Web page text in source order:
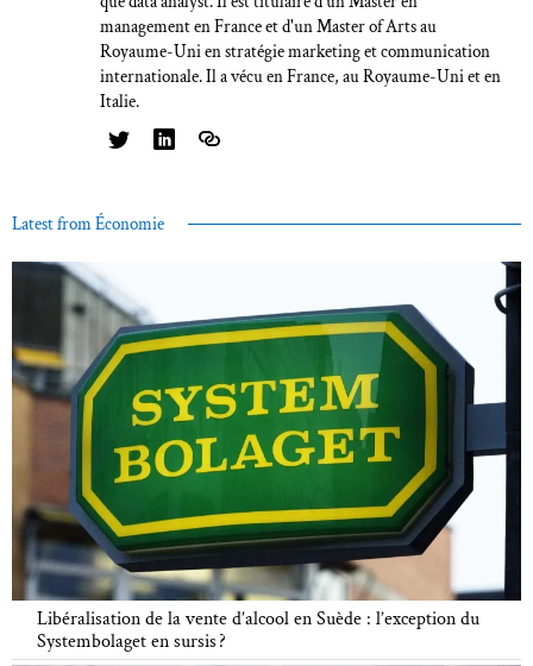
management en France et d'un Master of Arts au
Royaume-Uni en stratégie marketing et communication
internationale. Il a vécu en France, au Royaume-Uni et en
Italie.
Latest from Économie
Libéralisation de la vente d’alcool en Suède : l’exception du
Systembolaget en sursis ?